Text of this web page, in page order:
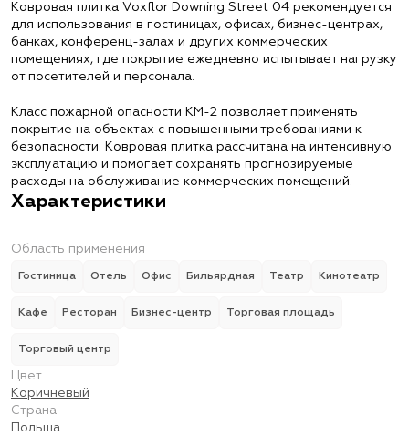
Ковровая плитка Voxflor Downing Street 04 рекомендуется
для использования в гостиницах, офисах, бизнес-центрах,
банках, конференц-залах и других коммерческих
помещениях, где покрытие ежедневно испытывает нагрузку
от посетителей и персонала.
Класс пожарной опасности КМ-2 позволяет применять
покрытие на объектах с повышенными требованиями к
безопасности. Ковровая плитка рассчитана на интенсивную
эксплуатацию и помогает сохранять прогнозируемые
расходы на обслуживание коммерческих помещений.
Характеристики
Область применения
Гостиница Отель Офис Бильярдная Театр Кинотеатр
Кафе Ресторан Бизнес-центр Торговая площадь
Торговый центр
Цвет
Коричневый
Страна
Польша